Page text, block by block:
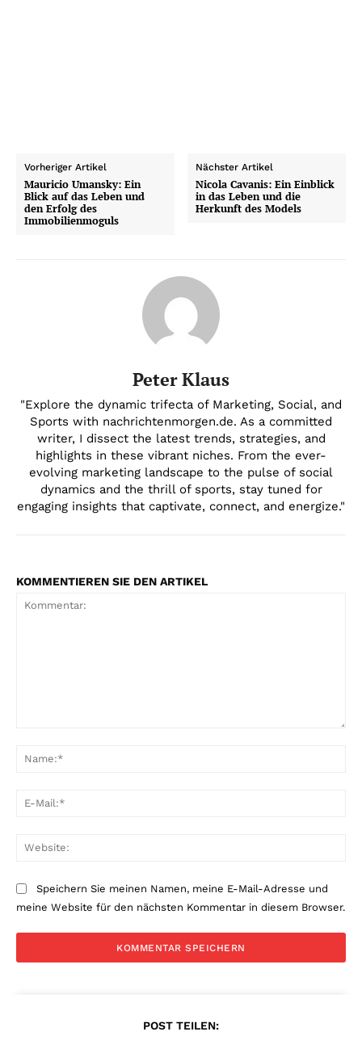
Vorheriger Artikel
Mauricio Umansky: Ein
Blick auf das Leben und
den Erfolg des
Immobilienmoguls
Nächster Artikel
Nicola Cavanis: Ein Einblick
in das Leben und die
Herkunft des Models
Peter Klaus
"Explore the dynamic trifecta of Marketing, Social, and
Sports with nachrichtenmorgen.de. As a committed
writer, I dissect the latest trends, strategies, and
highlights in these vibrant niches. From the ever-
evolving marketing landscape to the pulse of social
dynamics and the thrill of sports, stay tuned for
engaging insights that captivate, connect, and energize."
KOMMENTIEREN SIE DEN ARTIKEL
Speichern Sie meinen Namen, meine E-Mail-Adresse und
meine Website für den nächsten Kommentar in diesem Browser.
POST TEILEN: